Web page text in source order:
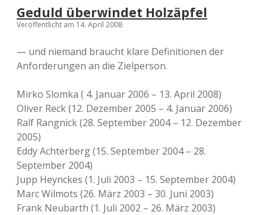
Geduld überwindet Holzäpfel
Veröffentlicht am 14. April 2008
— und niemand braucht klare Definitionen der
Anforderungen an die Zielperson.
Mirko Slomka ( 4. Januar 2006 – 13. April 2008)
Oliver Reck (12. Dezember 2005 – 4. Januar 2006)
Ralf Rangnick (28. September 2004 – 12. Dezember
2005)
Eddy Achterberg (15. September 2004 – 28.
September 2004)
Jupp Heynckes (1. Juli 2003 – 15. September 2004)
Marc Wilmots (26. März 2003 – 30. Juni 2003)
Frank Neubarth (1. Juli 2002 – 26. März 2003)